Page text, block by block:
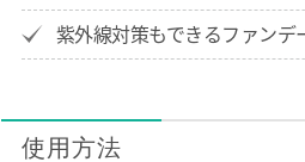
紫外線対策もできるファンデ
使用方法